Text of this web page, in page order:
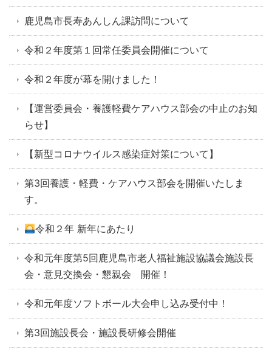
鹿児島市長寿あんしん課訪問について
令和２年度第１回常任委員会開催について
令和２年度が幕を開けました！
【運営委員会・養護軽費ケアハウス部会の中止のお知
らせ】
【新型コロナウイルス感染症対策について】
第3回養護・軽費・ケアハウス部会を開催いたしま
す。
令和２年 新年にあたり
令和元年度第5回鹿児島市老人福祉施設協議会施設長
会・意見交換会・懇親会 開催！
令和元年度ソフトボール大会申し込み受付中！
第3回施設長会・施設長研修会開催